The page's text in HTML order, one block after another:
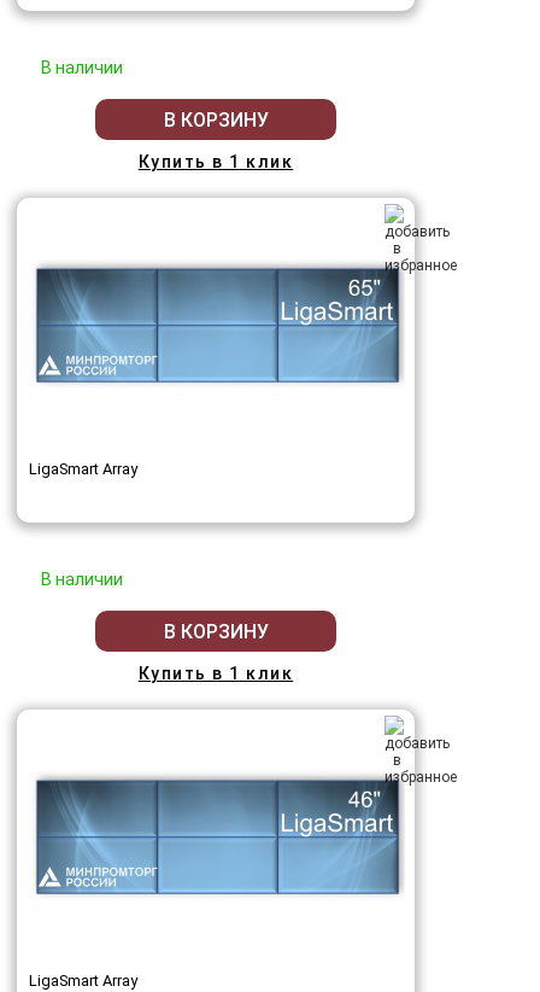
В наличии
В КОРЗИНУ
Купить в 1 клик
LigaSmart Array
В наличии
В КОРЗИНУ
Купить в 1 клик
LigaSmart Array